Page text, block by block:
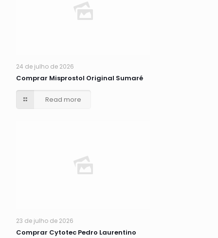
24 de julho de 2026
Comprar Misprostol Original Sumaré
Read more
23 de julho de 2026
Comprar Cytotec Pedro Laurentino